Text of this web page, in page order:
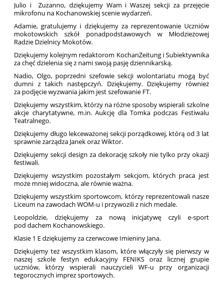
Julio i Zuzanno, dziękujemy Wam i Waszej sekcji za przejęcie
mikrofonu na Kochanowskiej scenie wydarzeń.
Adamie, gratulujemy i dziękujemy za reprezentowanie Uczniów
mokotowskich szkół ponadpodstawowych w Młodzieżowej
Radzie Dzielnicy Mokotów.
Dziękujemy kolejnym redaktorom KochanZeitung i Subiektywnika
za chęć dzielenia się z nami swoją pasję dziennikarską.
Nadio, Olgo, poprzedni szefowie sekcji wolontariatu mogą być
dumni z takich następczyń. Dziękujemy. Dziękujemy również
za podjęcie wyzwania jakim jest szefowanie FT.
Dziękujemy wszystkim, którzy na różne sposoby wspierali szkolne
akcje charytatywne, m.in. Aukcję dla Tomka podczas Festiwalu
Teatralnego.
Dziękujemy długo lekceważonej sekcji porządkowej, którą od 3 lat
sprawnie zarządza Janek oraz Wiktor.
Dziękujemy sekcji design za dekorację szkoły nie tylko przy okazji
festiwali.
Dziękujemy wszystkim pozostałym sekcjom, których praca jest
może mniej widoczna, ale równie ważna.
Dziękujemy wszystkim sportowcom, którzy reprezentowali nasze
Liceum na zawodach WOM-u i przywozili z nich medale.
Leopoldzie, dziękujemy za nową inicjatywę czyli e-sport
pod dachem Kochanowskiego.
Klasie 1 E dziękujemy za czerwcowe Imieniny Jana.
Dziękujemy też wszystkim klasom, które włączyły się pierwszy w
naszej szkole festyn edukacyjny FENIKS oraz licznej grupie
uczniów, którzy wspierali nauczycieli WF-u przy organizacji
tegorocznych imprez sportowych.